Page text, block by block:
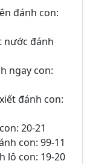
đánh con:
nước đánh
ngay con:
đánh con:
20-21
con: 99-11
lô con: 19-20